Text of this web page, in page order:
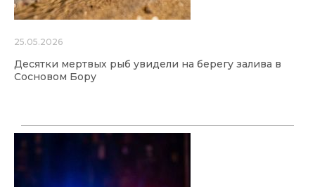
25.05.2026
Десятки мертвых рыб увидели на берегу залива в
Сосновом Бору